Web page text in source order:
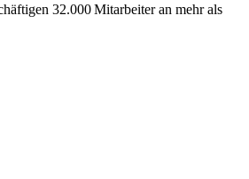
32.000 Mitarbeiter an mehr als